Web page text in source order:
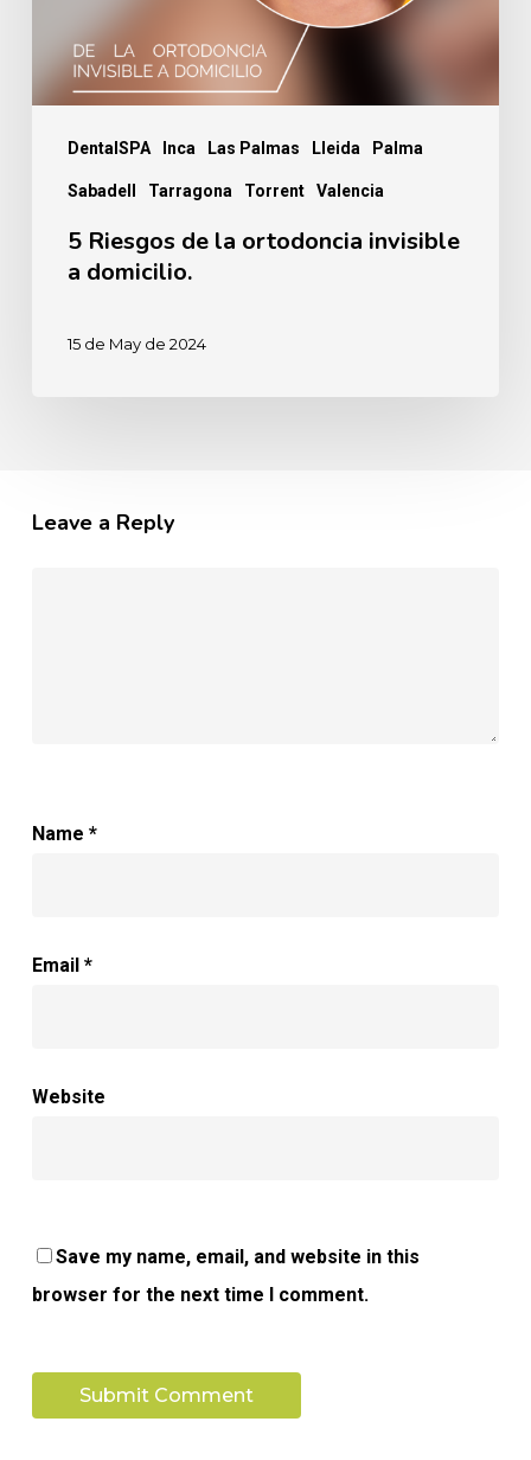
DentalSPA Inca Las Palmas Lleida Palma
Sabadell Tarragona Torrent Valencia
domicilio.
5 Riesgos de la ortodoncia invisible
a domicilio.
15 de May de 2024
Leave a Reply
Name *
Email *
Website
Save my name, email, and website in this
browser for the next time I comment.